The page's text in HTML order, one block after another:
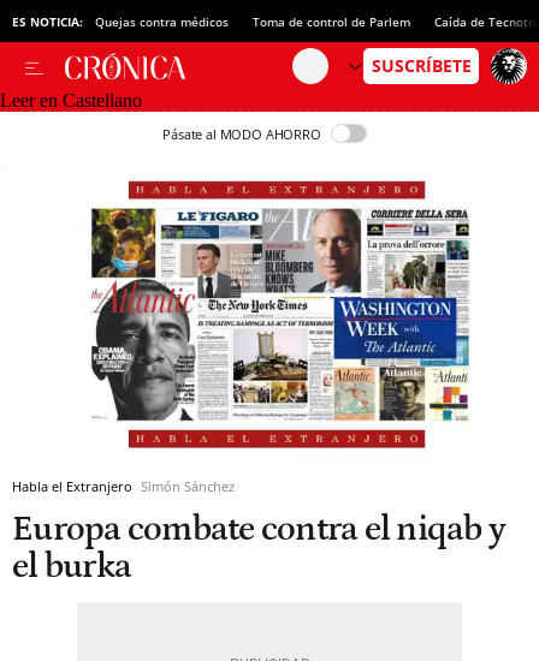
ES NOTICIA: Quejas contra médicos Toma de control de Parlem Caída de
Leer en Castellano
Pásate al MODO AHORRO
Habla el Extranjero Simón Sánchez
Europa combate contra el niqab y
el burka